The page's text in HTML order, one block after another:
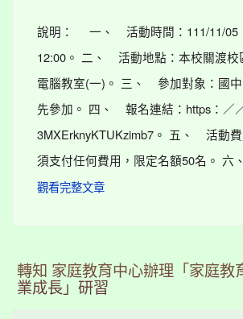
說明： 一、 活動時間：111/11/05
12:00。 二、 活動地點：本校關渡校
電腦教室(一)。 三、 參加對象：國
先參加。 四、 報名連結：https：／
3MXErknyKTUKzimb7。 五、 活動
須支付任何費用，限定名額50名。
觀看完整文章
轉知 家庭教育中心辦理「家庭教
業成長」研習